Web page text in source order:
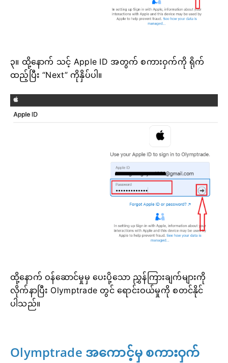
၃။ ထို့နောက် သင့် Apple ID အတွက် စကားဝှက်ကို ရိုက်
ထည့်ပြီး “Next” ကိုနှိပ်ပါ။
ထို့နောက် ဝန်ဆောင်မှုမှ ပေးပို့သော ညွှန်ကြားချက်များကို
လိုက်နာပြီး Olymptrade တွင် ရောင်းဝယ်မှုကို စတင်နိုင်
ပါသည်။
Olymptrade အကောင့်မှ စကားဝှက်